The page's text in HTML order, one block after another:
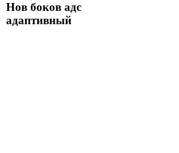
Нов боков адс
адаптивный